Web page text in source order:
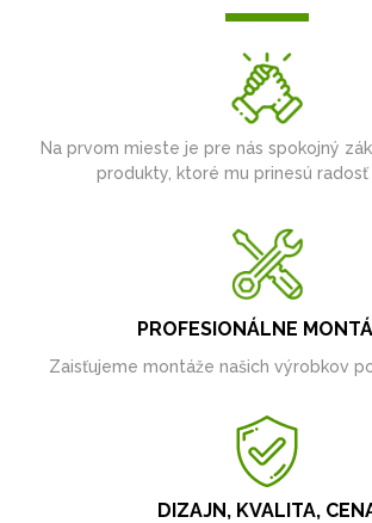
Na prvom mieste je pre nás spokojný
produkty, ktoré mu prinesú radosť
PROFESIONÁLNE
Zaisťujeme montáže našich výrobkov
DIZAJN, KVALITA,